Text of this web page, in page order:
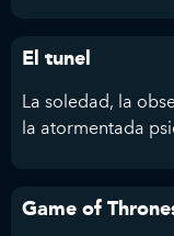
El tunel
La soledad, la
la atormentada
Game of